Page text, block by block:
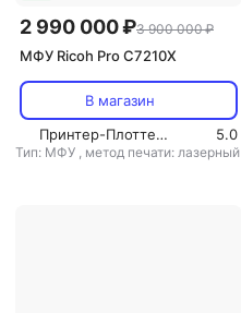
2 990 000 ₽3 900 000 ₽
МФУ Ricoh Pro C7210X
В магазин
Принтер-Плоттер.ру
5.0
Тип: МФУ , метод печати: лазерный